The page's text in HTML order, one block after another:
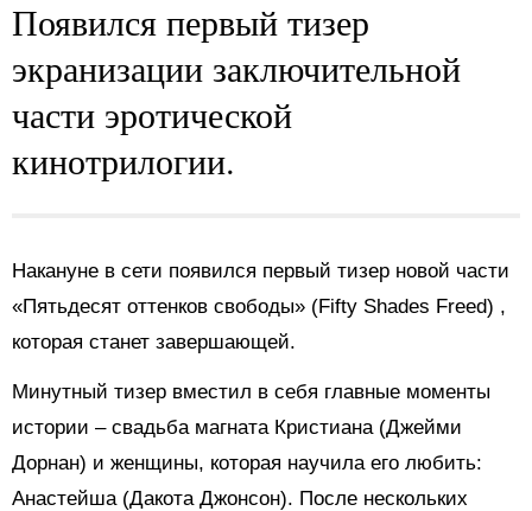
Появился первый тизер
экранизации заключительной
части эротической
кинотрилогии.
Накануне в сети появился первый тизер новой части
«Пятьдесят оттенков свободы» (Fifty Shades Freed) ,
которая станет завершающей.
Минутный тизер вместил в себя главные моменты
истории – свадьба магната Кристиана (Джейми
Дорнан) и женщины, которая научила его любить:
Анастейша (Дакота Джонсон). После нескольких